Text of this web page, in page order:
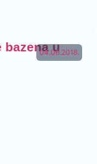
04.06.2018.
bazena u